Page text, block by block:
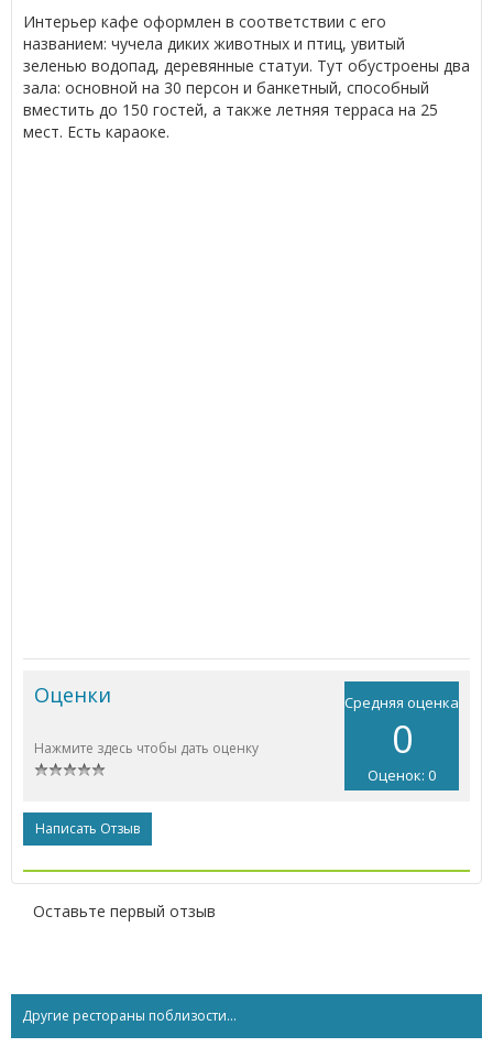
Интерьер кафе оформлен в соответствии с его
названием: чучела диких животных и птиц, увитый
зеленью водопад, деревянные статуи. Тут обустроены два
зала: основной на 30 персон и банкетный, способный
вместить до 150 гостей, а также летняя терраса на 25
мест. Есть караоке.
Средняя оценка
0
Оценок: 0
Оценки
Нажмите здесь чтобы дать оценку
Написать Отзыв
Оставьте первый отзыв
Другие рестораны поблизости...